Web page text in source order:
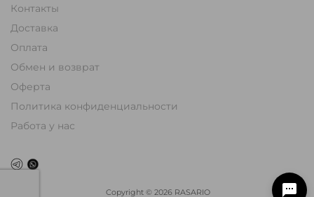
Контакты
Доставка
Оплата
Обмен и возврат
Оферта
Политика конфиденциальности
Работа у нас
Copyright © 2026 RASARIO